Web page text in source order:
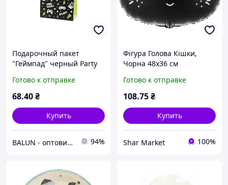
Подарочный пакет
"Геймпад" черный Party
Готово к отправке
68.40₴
Купить
BALUN - оптовий постачальник товарів для свята🎈 94%
Фігура Голова Кішки,
Чорна 48х36 см
Готово к отправке
108.75₴
Купить
Shar Market 100%